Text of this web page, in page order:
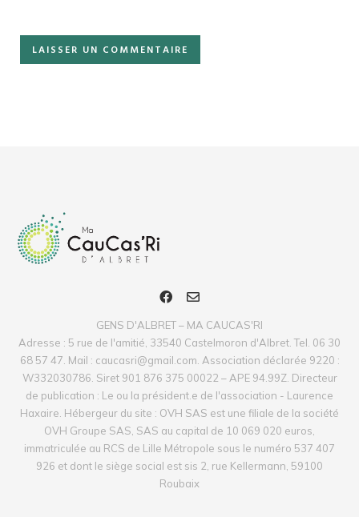
GENS D'ALBRET – MA CAUCAS'RI
Adresse : 5 rue de l'amitié, 33540 Castelmoron d'Albret. Tel. 06 30
68 57 47. Mail : caucasri@gmail.com. Association déclarée 9220 :
W332030786. Siret 901 876 375 00022 – APE 94.99Z. Directeur
de publication : Le ou la président.e de l'association - Laurence
Haxaire. Hébergeur du site : OVH SAS est une filiale de la société
OVH Groupe SAS, SAS au capital de 10 069 020 euros,
immatriculée au RCS de Lille Métropole sous le numéro 537 407
926 et dont le siège social est sis 2, rue Kellermann, 59100
Roubaix